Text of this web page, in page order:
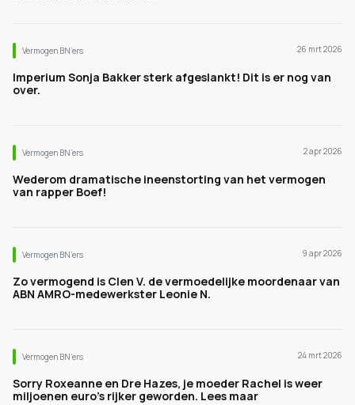
Vermogen BN’ers 26 mrt 2026
Imperium Sonja Bakker sterk afgeslankt! Dit is er nog van
over.
Vermogen BN’ers 2 apr 2026
Wederom dramatische ineenstorting van het vermogen
van rapper Boef!
Vermogen BN’ers 9 apr 2026
Zo vermogend is Clen V. de vermoedelijke moordenaar van
ABN AMRO-medewerkster Leonie N.
Vermogen BN’ers 24 mrt 2026
Sorry Roxeanne en Dre Hazes, je moeder Rachel is weer
miljoenen euro's rijker geworden. Lees maar